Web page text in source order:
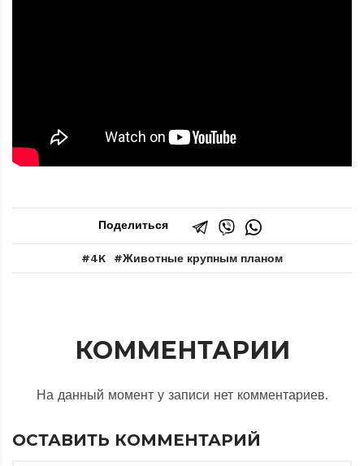
Поделиться
4K Животные крупным планом
КОММЕНТАРИИ
На данный момент у записи нет комментариев.
ОСТАВИТЬ КОММЕНТАРИЙ